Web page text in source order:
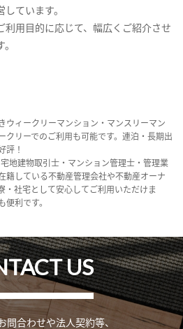
ています。
利用目的に応じて、幅広くご紹介させ
ウィークリーマンション・マンスリーマン
クリーでのご利用も可能です。連泊・長期出
評！
地建物取引士・マンション管理士・管理業
籍している不動産管理会社や不動産オーナ
・社宅として安心してご利用いただけま
利です。
US
問合わせや法人契約等、